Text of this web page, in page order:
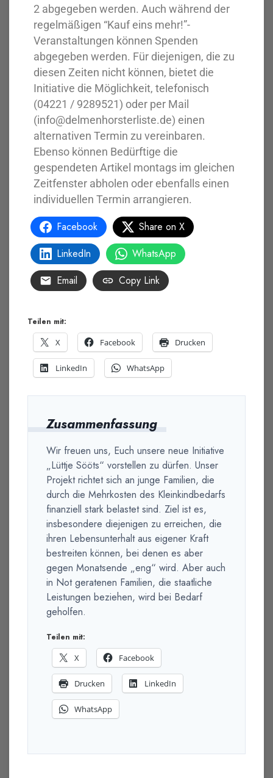
Zusammenfassung
Wir freuen uns, Euch unsere neue Initiative
„Lüttje Sööts“ vorstellen zu dürfen. Unser
Projekt richtet sich an junge Familien, die
durch die Mehrkosten des Kleinkindbedarfs
finanziell stark belastet sind. Ziel ist es,
insbesondere diejenigen zu erreichen, die
ihren Lebensunterhalt aus eigener Kraft
bestreiten können, bei denen es aber
gegen Monatsende „eng“ wird. Aber auch
in Not geratenen Familien, die staatliche
Leistungen beziehen, wird bei Bedarf
geholfen.
Teilen mit:
X
Facebook
Drucken LinkedIn
WhatsApp
2 abgegeben werden. Auch während der
regelmäßigen “Kauf eins mehr!”-
Veranstaltungen können Spenden
abgegeben werden. Für diejenigen, die zu
diesen Zeiten nicht können, bietet die
Initiative die Möglichkeit, telefonisch
(04221 / 9289521) oder per Mail
(info@delmenhorsterliste.de) einen
alternativen Termin zu vereinbaren.
Ebenso können Bedürftige die
gespendeten Artikel montags im gleichen
Zeitfenster abholen oder ebenfalls einen
individuellen Termin arrangieren.
Facebook
Share on X
LinkedIn
WhatsApp
Email
Copy Link
Teilen mit:
X
Facebook Drucken
LinkedIn WhatsApp